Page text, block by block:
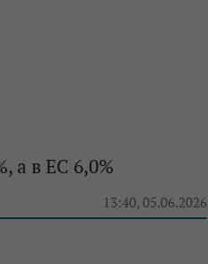
a в ЕС 6,0%
13:40, 05.06.2026